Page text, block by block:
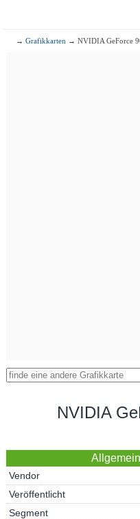
→Grafikkarten → NVIDIA GeForce
NVIDIA
Vendor
Veröffentlicht
Segment